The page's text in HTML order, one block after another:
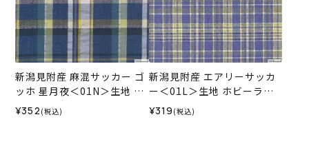
新潟見附産 麻混サッカー ゴ
ッホ 星月夜＜01N＞生地 ホ
ビーラホビーレデザインコ
レクション
¥352 (税込)
新潟見附産 エアリーサッカ
ー＜01L＞生地 ホビーラホ
ビーレデザインコレクショ
¥319 (税込)